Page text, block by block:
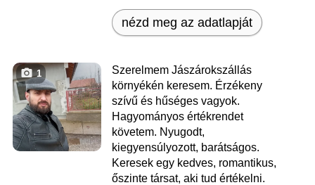
nézd meg az adatlapját
1
Szerelmem Jászárokszállás
környékén keresem. Érzékeny
szívű és hűséges vagyok.
Hagyományos értékrendet
követem. Nyugodt,
kiegyensúlyozott, barátságos.
Keresek egy kedves, romantikus,
őszinte társat, aki tud értékelni.